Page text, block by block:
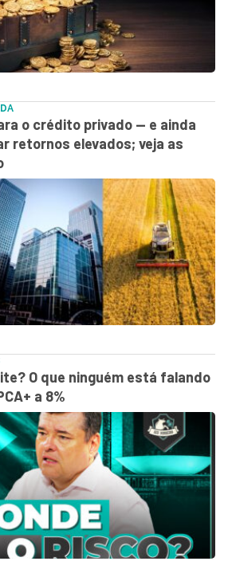
o crédito privado — e ainda
retornos elevados; veja as
O que ninguém está falando
a 8%